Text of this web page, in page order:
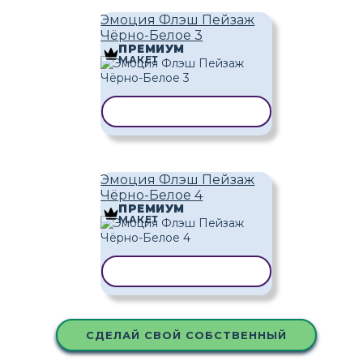
Эмоция Флэш Пейзаж
Чёрно-Белое 3
ПРЕМИУМ
МАКЕТ
Эмоция Флэш Пейзаж
Чёрно-Белое 4
ПРЕМИУМ
МАКЕТ
СДЕЛАЙ СВОЙ СОБСТВЕННЫЙ